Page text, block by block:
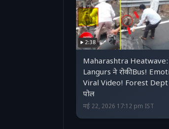
2:38
Maharashtra Heatwave:
Langurs ने रोकी Bus!
Viral Video! Forest Dept
पोल
मई 22, 2026 17:12 pm IST